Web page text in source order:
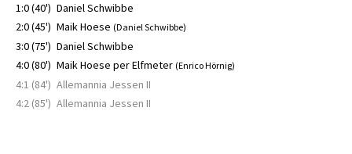
1:0 (40') Daniel Schwibbe
2:0 (45') Maik Hoese (Daniel Schwibbe)
3:0 (75') Daniel Schwibbe
4:0 (80') Maik Hoese per Elfmeter (Enrico Hörnig)
4:1 (84') Allemannia Jessen II
4:2 (85') Allemannia Jessen II